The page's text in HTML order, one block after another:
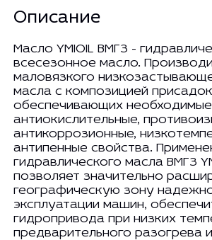
Описание
Масло YMIOIL ВМГЗ -
всесезонное масло.
маловязкого
масла с композицией
обеспечивающих необходимые
антиокислительные,
антикоррозионные,
антипенные свойства.
гидравлического масла ВМГЗ
позволяет значительно
географическую зону
эксплуатации машин,
гидропривода при низких
предварительного разогрева и